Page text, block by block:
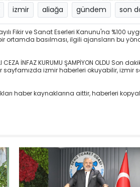
izmir aliağa gündem son
Fikir ve Sanat Eserleri Kanunu'na %100
ortamda basılması, ilgili ajansların bu
CEZA İNFAZ KURUMU ŞAMPİYON OLDU
izmir haberleri okuyabilir, izmir
haber kaynaklarına aittir, haberleri